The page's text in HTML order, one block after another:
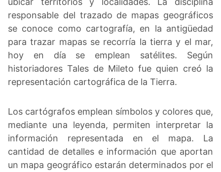
responsable del trazado de mapas geográficos
se conoce como cartografía, en la antigüedad
para trazar mapas se recorría la tierra y el mar,
hoy en día se emplean satélites. Según
historiadores Tales de Mileto fue quien creó la
representación cartográfica de la Tierra.
Los cartógrafos emplean símbolos y colores que,
mediante una leyenda, permiten interpretar la
información representada en el mapa. La
cantidad de detalles e información que aportan
un mapa geográfico estarán determinados por el